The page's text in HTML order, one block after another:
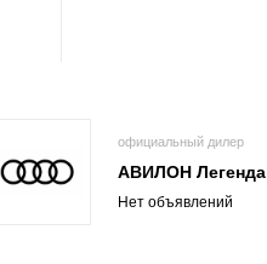
официальный дилер
АВИЛОН Легенда
Нет объявлений